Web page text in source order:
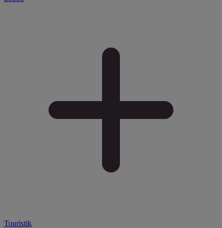
Touristik